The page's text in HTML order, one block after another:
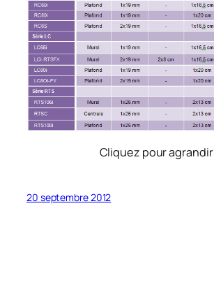
Cliquez pour agrandir
20 septembre 2012